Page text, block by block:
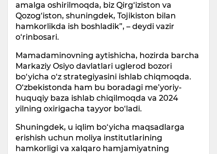
amalga oshirilmoqda, biz Qirg‘iziston va
Qozog‘iston, shuningdek, Tojikiston bilan
hamkorlikda ish boshladik”, – deydi vazir
o‘rinbosari.
Mamadaminovning aytishicha, hozirda barcha
Markaziy Osiyo davlatlari uglerod bozori
bo‘yicha o‘z strategiyasini ishlab chiqmoqda.
O‘zbekistonda ham bu boradagi me’yoriy-
huquqiy baza ishlab chiqilmoqda va 2024
yilning oxirigacha tayyor bo‘ladi.
Shuningdek, u iqlim bo‘yicha maqsadlarga
erishish uchun moliya institutlarining
hamkorligi va xalqaro hamjamiyatning